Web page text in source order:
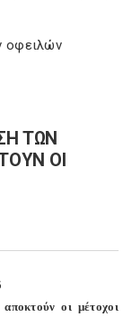
οφειλών
ΤΩΝ
ΟΙ
οι μέτοχοι